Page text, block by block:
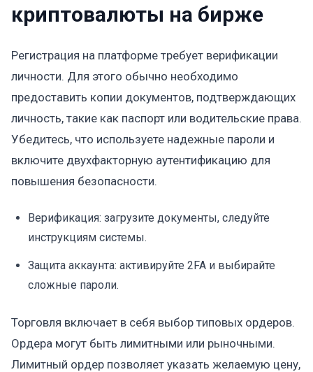
криптовалюты на бирже
Регистрация на платформе требует верификации
личности. Для этого обычно необходимо
предоставить копии документов, подтверждающих
личность, такие как паспорт или водительские права.
Убедитесь, что используете надежные пароли и
включите двухфакторную аутентификацию для
повышения безопасности.
Верификация: загрузите документы, следуйте
инструкциям системы.
Защита аккаунта: активируйте 2FA и выбирайте
сложные пароли.
Торговля включает в себя выбор типовых ордеров.
Ордера могут быть лимитными или рыночными.
Лимитный ордер позволяет указать желаемую цену,